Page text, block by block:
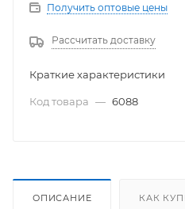
Получить оптовые цены
Рассчитать доставку
Краткие характеристики
Код товара — 6088
ОПИСАНИЕ КАК